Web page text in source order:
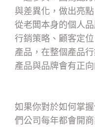
與差異化，做出亮
從老闆本身的個人
行銷策略、顧客定
產品，在整個產品
產品與品牌會有正
如果你對於如何掌
們公司每年都會開